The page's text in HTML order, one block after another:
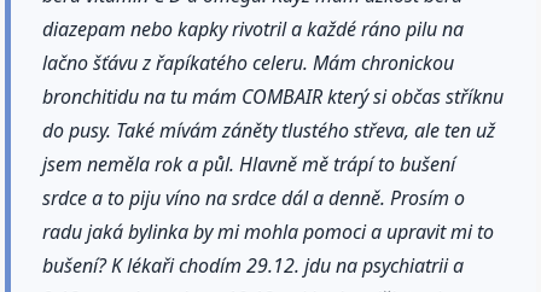
diazepam nebo kapky rivotril a každé ráno pilu na
lačno šťávu z řapíkatého celeru. Mám chronickou
bronchitidu na tu mám COMBAIR který si občas stříknu
do pusy. Také mívám záněty tlustého střeva, ale ten už
jsem neměla rok a půl. Hlavně mě trápí to bušení
srdce a to piju víno na srdce dál a denně. Prosím o
radu jaká bylinka by mi mohla pomoci a upravit mi to
bušení? K lékaři chodím 29.12. jdu na psychiatrii a